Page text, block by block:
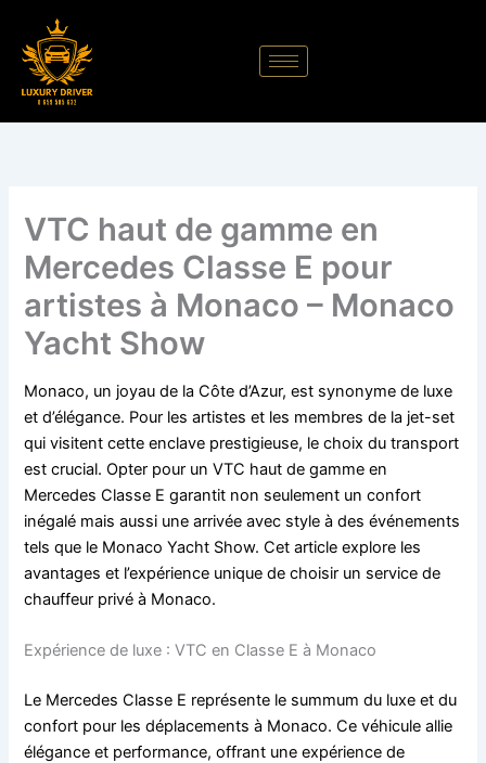
contenu
VTC haut de gamme en
Mercedes Classe E pour
artistes à Monaco – Monaco
Yacht Show
Monaco, un joyau de la Côte d’Azur, est synonyme de luxe
et d’élégance. Pour les artistes et les membres de la jet-set
qui visitent cette enclave prestigieuse, le choix du transport
est crucial. Opter pour un VTC haut de gamme en
Mercedes Classe E garantit non seulement un confort
inégalé mais aussi une arrivée avec style à des événements
tels que le Monaco Yacht Show. Cet article explore les
avantages et l’expérience unique de choisir un service de
chauffeur privé à Monaco.
Expérience de luxe : VTC en Classe E à Monaco
Le Mercedes Classe E représente le summum du luxe et du
confort pour les déplacements à Monaco. Ce véhicule allie
élégance et performance, offrant une expérience de